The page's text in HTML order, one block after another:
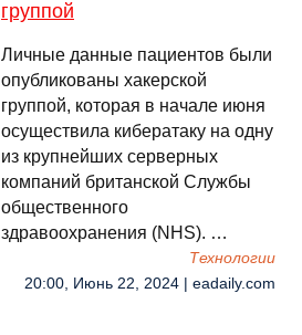
группой
Личные данные пациентов были
опубликованы хакерской
группой, которая в начале июня
осуществила кибератаку на одну
из крупнейших серверных
компаний британской Службы
общественного
здравоохранения (NHS). …
Технологии
20:00, Июнь 22, 2024 | eadaily.com